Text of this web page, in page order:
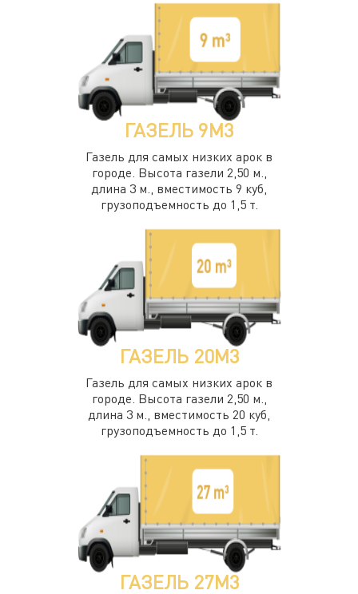
ГАЗЕЛЬ 9М3
Газель для самых низких арок в
городе. Высота газели 2,50 м.,
длина 3 м., вместимость 9 куб,
грузоподъемность до 1,5 т.
ГАЗЕЛЬ 20М3
Газель для самых низких арок в
городе. Высота газели 2,50 м.,
длина 3 м., вместимость 20 куб,
грузоподъемность до 1,5 т.
ГАЗЕЛЬ 27М3